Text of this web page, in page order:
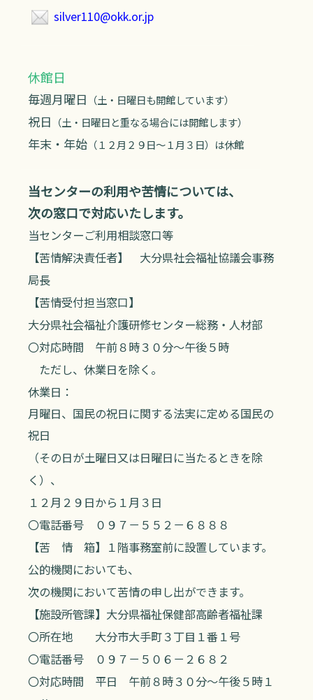
silver110@okk.or.jp
休館日
毎週月曜日 （土・日曜日も開館しています）
祝日 （土・日曜日と重なる場合には開館します）
年末・年始 （１２月２９日～１月３日）は休館
当センターの利用や苦情については、
次の窓口で対応いたします。
当センターご利用相談窓口等
【苦情解決責任者】 大分県社会福祉協議会事務
局長
【苦情受付担当窓口】
大分県社会福祉介護研修センター総務・人材部
〇対応時間 午前８時３０分～午後５時
ただし、休業日を除く。
休業日：
月曜日、国民の祝日に関する法実に定める国民の
祝日
（その日が土曜日又は日曜日に当たるときを除
く）、
１２月２９日から１月３日
〇電話番号 ０９７－５５２－６８８８
【苦 情 箱】１階事務室前に設置しています。
公的機関においても、
次の機関において苦情の申し出ができます。
【施設所管課】大分県福祉保健部高齢者福祉課
〇所在地 大分市大手町３丁目１番１号
〇電話番号 ０９７－５０６－２６８２
〇対応時間 平日 午前８時３０分～午後５時１